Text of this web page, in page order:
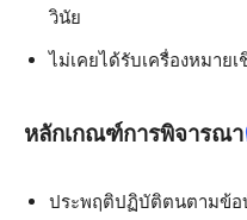
วินัย
ไม่เคยได้รับเครื่องหมายเ
หลักเกณฑ์การพิจารณา
ประพฤติปฏิบัติตนตามข้อ